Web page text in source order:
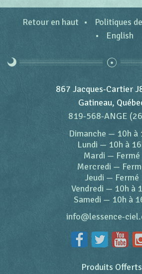
Retour en haut
Politiques
English
867 Jacques-Cartier
Gatineau,
819-568-ANGE
Dimanche — 10h à
Lundi — 10h à
Mardi — Fermé
Mercredi —
Jeudi — Fermé
Vendredi — 10h à
Samedi — 10h à
info@lessence-
Produits Offerts